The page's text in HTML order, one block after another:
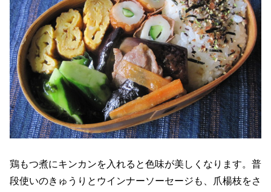
鶏もつ煮にキンカンを入れると色味が美しくなります。普
段使いのきゅうりとウインナーソーセージも、爪楊枝をさ